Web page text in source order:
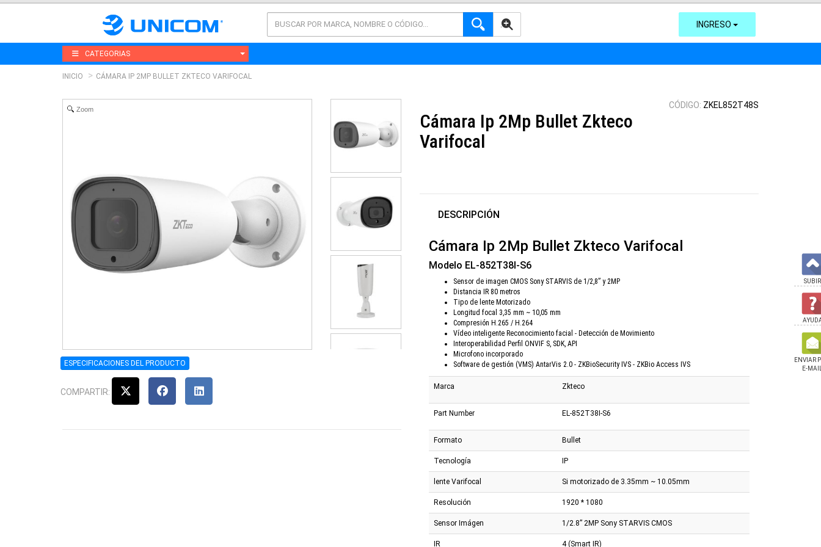
AVANZADA INGRESO
CATEGORIAS
INICIO CÁMARA IP 2MP BULLET ZKTECO VARIFOCAL
Zoom
ESPECIFICACIONES DEL PRODUCTO
COMPARTIR:
CÓDIGO: ZKEL852T48S
Cámara Ip 2Mp Bullet Zkteco
Varifocal
DESCRIPCIÓN
Cámara Ip 2Mp Bullet Zkteco Varifocal
Modelo EL-852T38I-S6
Sensor de imagen CMOS Sony STARVIS de 1/2,8” y 2MP
Distancia IR 80 metros
Tipo de lente Motorizado
Longitud focal 3,35 mm ~ 10,05 mm
Compresión H.265 / H.264
Vídeo inteligente Reconocimiento facial - Detección de Movimiento
Interoperabilidad Perfil ONVIF S, SDK, API
Microfono incorporado
Software de gestión (VMS) AntarVis 2.0 - ZKBioSecurity IVS - ZKBio Access IVS
Marca Zkteco
Part Number EL-852T38I-S6
Formato Bullet
Tecnología IP
lente Varifocal Si motorizado de 3.35mm ~ 10.05mm
Resolución 1920 * 1080
Sensor Imágen 1/2.8” 2MP Sony STARVIS CMOS
IR 4 (Smart IR)
SUBIR
ENVIAR
E-